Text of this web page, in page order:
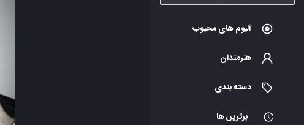
آلبوم های محبوب
هنرمندان
دسته بندی
برترین ها